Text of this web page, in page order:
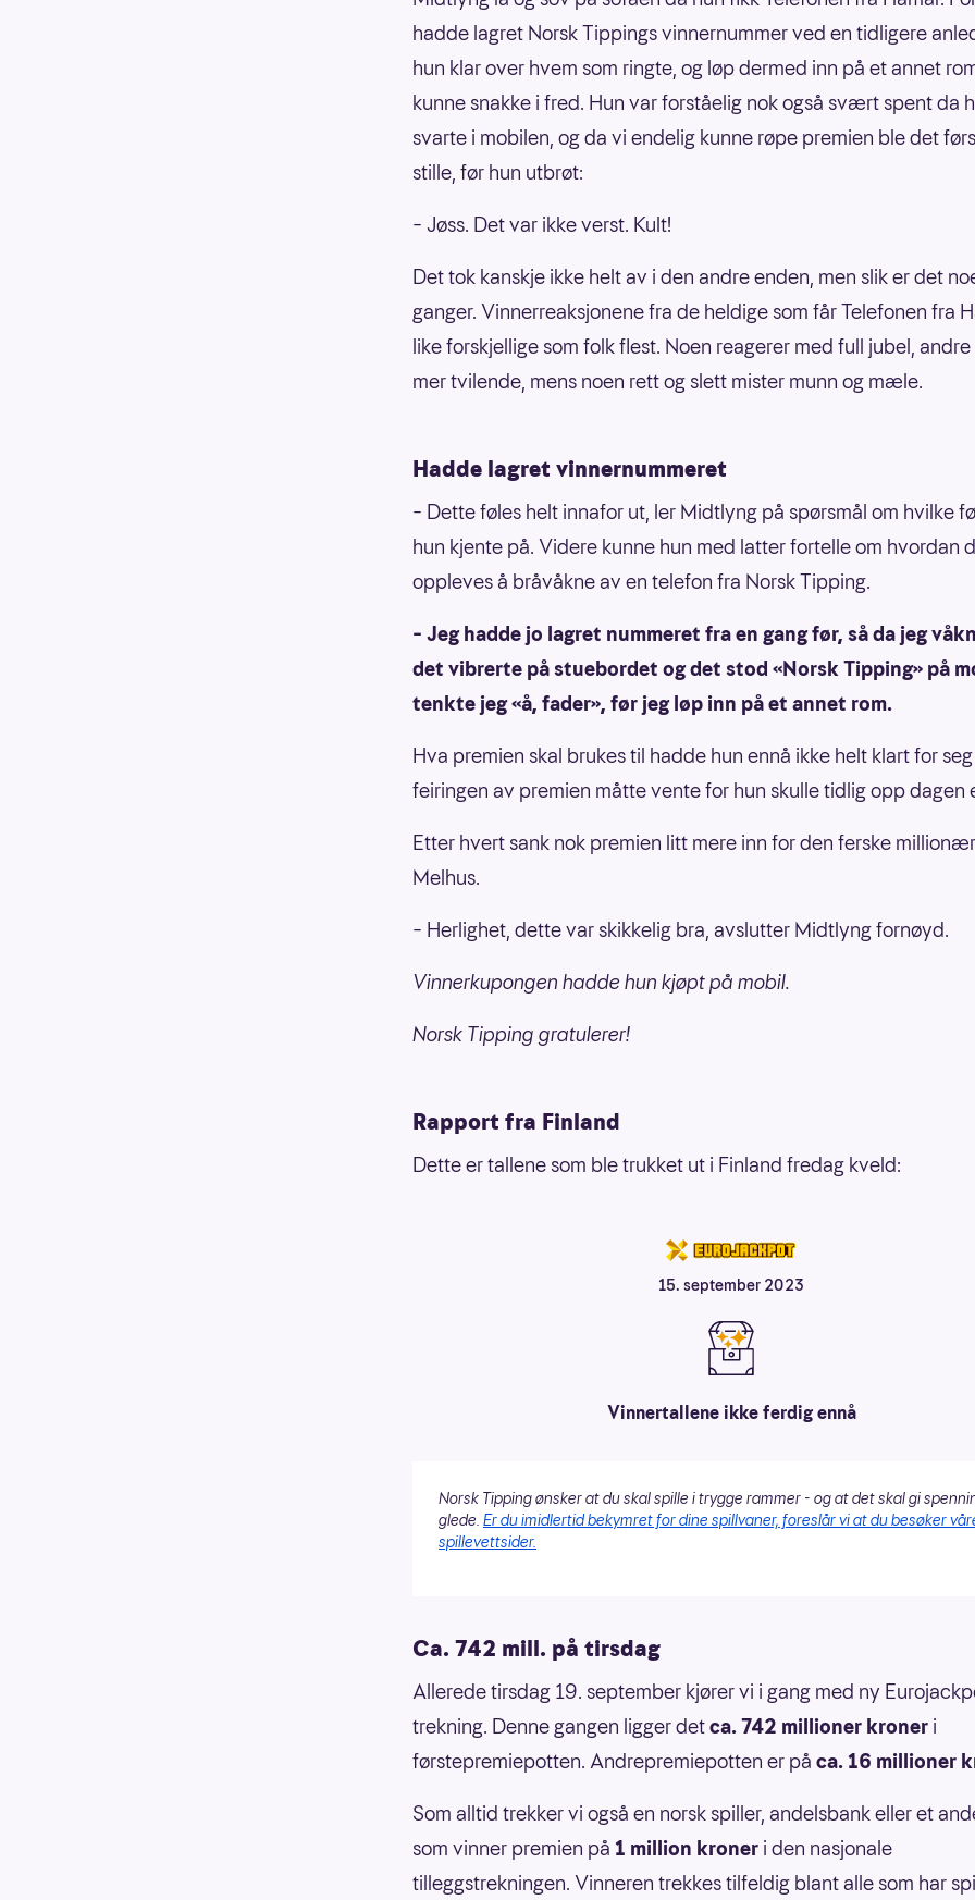
hadde lagret Norsk Tippings vinnernummer ved en tidligere
hun klar over hvem som ringte, og løp dermed inn på et annet
kunne snakke i fred. Hun var forståelig nok også svært spent da
svarte i mobilen, og da vi endelig kunne røpe premien ble det
stille, før hun utbrøt:
– Jøss. Det var ikke verst. Kult!
Det tok kanskje ikke helt av i den andre enden, men slik er det
ganger. Vinnerreaksjonene fra de heldige som får Telefonen fra
like forskjellige som folk flest. Noen reagerer med full jubel,
mer tvilende, mens noen rett og slett mister munn og mæle.
Hadde lagret vinnernummeret
– Dette føles helt innafor ut, ler Midtlyng på spørsmål om hvilke
hun kjente på. Videre kunne hun med latter fortelle om hvordan
oppleves å bråvåkne av en telefon fra Norsk Tipping.
– Jeg hadde jo lagret nummeret fra en gang før, så da jeg
det vibrerte på stuebordet og det stod «Norsk Tipping» på
tenkte jeg «å, fader», før jeg løp inn på et annet rom.
Hva premien skal brukes til hadde hun ennå ikke helt klart for
feiringen av premien måtte vente for hun skulle tidlig opp dagen
Etter hvert sank nok premien litt mere inn for den ferske
Melhus.
– Herlighet, dette var skikkelig bra, avslutter Midtlyng fornøyd.
Vinnerkupongen hadde hun kjøpt på mobil.
Norsk Tipping gratulerer!
Rapport fra Finland
Dette er tallene som ble trukket ut i Finland fredag kveld:
15. september 2023
Vinnertallene ikke ferdig ennå
Norsk Tipping ønsker at du skal spille i trygge rammer - og at det skal gi
glede. Er du imidlertid bekymret for dine spillvaner, foreslår vi at du besøker
spillevettsider.
Ca. 742 mill. på tirsdag
Allerede tirsdag 19. september kjører vi i gang med ny
trekning. Denne gangen ligger detca. 742 millioner kroner i
førstepremiepotten. Andrepremiepotten er på ca. 16 millioner
Som alltid trekker vi også en norsk spiller, andelsbank eller et
som vinner premien på 1 million kroner i den nasjonale
tilleggstrekningen. Vinneren trekkes tilfeldig blant alle som har